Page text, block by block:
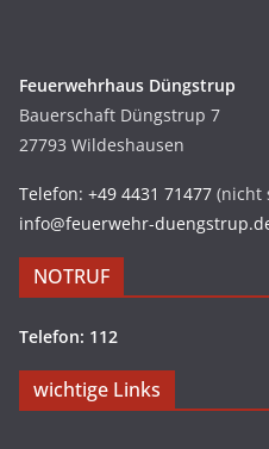
Feuerwehrhaus Düngstrup
Bauerschaft Düngstrup 7
27793 Wildeshausen
Telefon: +49 4431 71477 (nicht
info@feuerwehr-
NOTRUF
Telefon: 112
wichtige Links